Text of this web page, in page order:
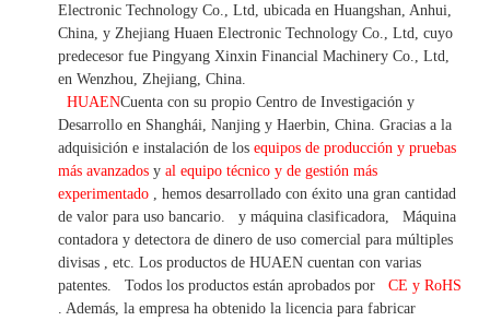
Electronic Technology Co., Ltd, ubicada en Huangshan, Anhui,
China, y Zhejiang Huaen Electronic Technology Co., Ltd, cuyo
predecesor fue Pingyang Xinxin Financial Machinery Co., Ltd,
en Wenzhou, Zhejiang, China.
HUAENCuenta con su propio Centro de Investigación y
Desarrollo en Shanghái, Nanjing y Haerbin, China. Gracias a la
adquisición e instalación de los equipos de producción y pruebas
más avanzados y al equipo técnico y de gestión más
experimentado
hemos desarrollado con éxito una gran cantidad
de valor para uso bancario. y máquina clasificadora,
Máquina
contadora y detectora de dinero de uso comercial para múltiples
divisas
etc. Los productos de HUAEN cuentan con varias
patentes.
Todos los productos están aprobados por
CE y RoHS
. Además, la empresa ha obtenido la licencia para fabricar